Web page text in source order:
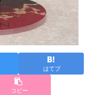
はてブ
コピー